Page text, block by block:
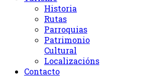
Historia
Rutas
Parroquias
Patrimonio
Cultural
Localizacións
Contacto